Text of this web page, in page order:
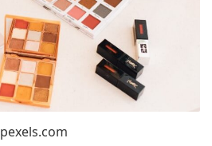
pexels.com